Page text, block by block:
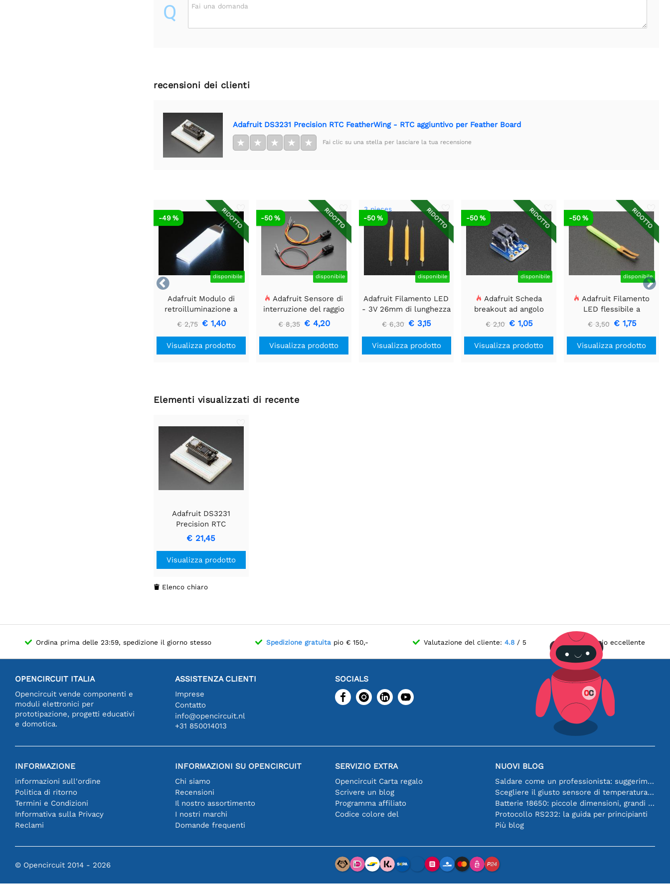
Q Fai una domanda
recensioni dei clienti
Adafruit DS3231 Precision RTC FeatherWing - RTC aggiuntivo per Feather Board
★ ★ ★ ★ ★ Fai clic su una stella per lasciare la tua recensione


RIDOTTO
disponibile
-49 %
Adafruit Modulo di
retroilluminazione a
LED bianco - Piccolo 12
mm x 40 mm
€ 2,75 € 1,40
Visualizza prodotto
RIDOTTO
disponibile
-50 %
Adafruit Sensore di
interruzione del raggio
IR con estremità del
connettore del cavo di
alta qualità - LED da 5
mm
€ 8,35 € 4,20
Visualizza prodotto
RIDOTTO
3 pieces
disponibile
-50 %
Adafruit Filamento LED
- 3V 26mm di lunghezza
- Bianco caldo -
Confezione da 3
€ 6,30 € 3,15
Visualizza prodotto
RIDOTTO
disponibile
-50 %
Adafruit Scheda
breakout ad angolo
retto SMT a 2 pin JST-
€ 2,10 € 1,05
Visualizza prodotto
RIDOTTO
disponibile
-50 %
Adafruit Filamento
LED flessibile a
un'estremità - 3V lungo
25mm - Verde
€ 3,50 € 1,75
Visualizza prodotto
Elementi visualizzati di recente
Adafruit DS3231
Precision RTC
FeatherWing - RTC
aggiuntivo per Feather
€ 21,45
Visualizza prodotto
 Elenco chiaro
Ordina prima delle 23:59, spedizione il giorno stesso Spedizione gratuita pio € 150,- Valutazione del cliente: 4.8/ 5 Servizio eccellente
OPENCIRCUIT ITALIA
Opencircuit vende componenti e
moduli elettronici per
prototipazione, progetti educativi
e domotica.
ASSISTENZA CLIENTI
Imprese
Contatto
info@opencircuit.nl
+31 850014013
SOCIALS
INFORMAZIONE
informazioni sull'ordine
Politica di ritorno
Termini e Condizioni
Informativa sulla Privacy
Reclami
INFORMAZIONI SU OPENCIRCUIT
Chi siamo
Recensioni
Il nostro assortimento
I nostri marchi
Domande frequenti
SERVIZIO EXTRA
Opencircuit Carta regalo
Scrivere un blog
Programma affiliato
Codice colore del
NUOVI BLOG
Saldare come un professionista: suggerimenti per connessioni elettroniche perfette
Scegliere il giusto sensore di temperatura [youtube]
Batterie 18650: piccole dimensioni, grandi prestazioni
Protocollo RS232: la guida per principianti
Più blog
© Opencircuit 2014 - 2026